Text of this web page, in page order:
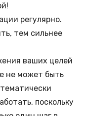
регулярно.
тем сильнее
ваших целей
не может быть
поскольку